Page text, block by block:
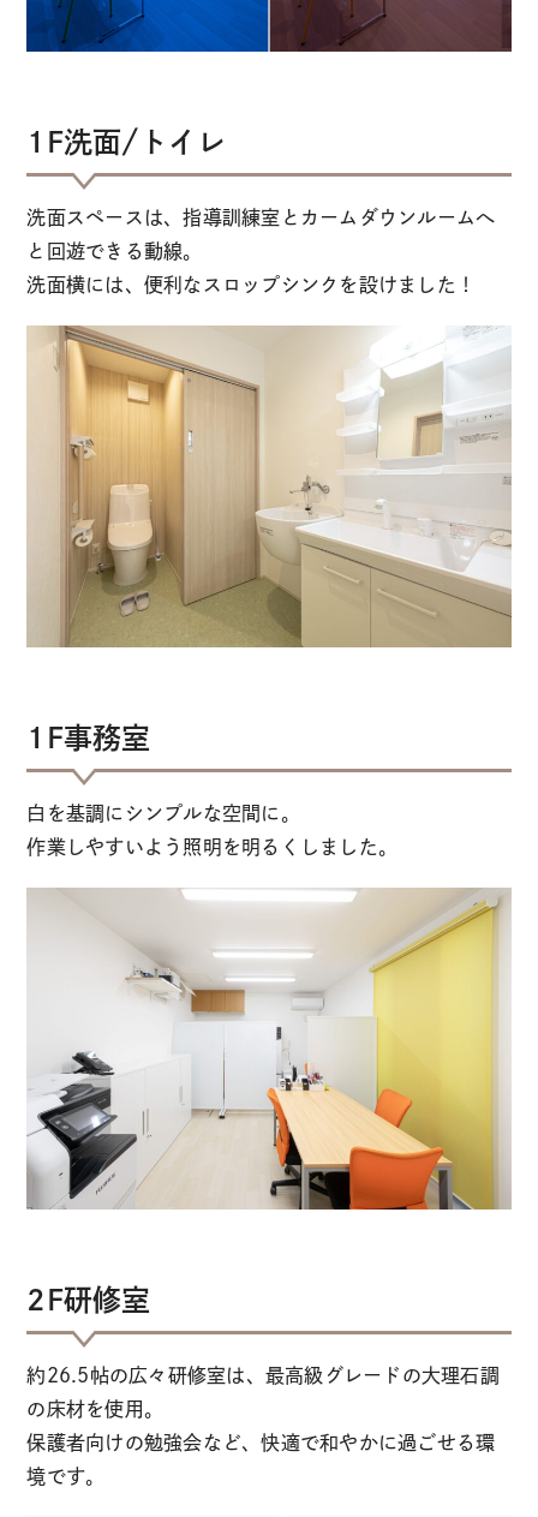
1F洗面/トイレ
洗面スペースは、指導訓練室とカームダウンルームへ
と回遊できる動線。
洗面横には、便利なスロップシンクを設けました！
1F事務室
白を基調にシンプルな空間に。
作業しやすいよう照明を明るくしました。
2F研修室
約26.5帖の広々研修室は、最高級グレードの大理石調
の床材を使用。
保護者向けの勉強会など、快適で和やかに過ごせる環
境です。